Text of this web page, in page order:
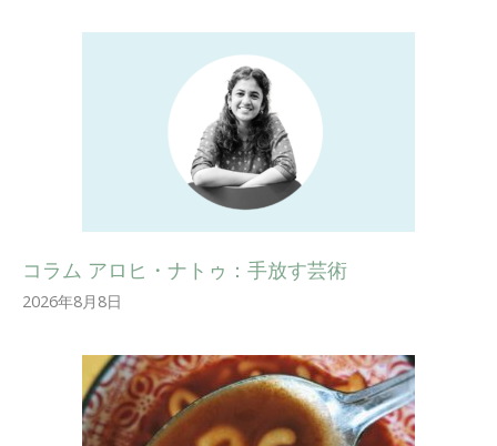
コラム アロヒ・ナトゥ：手放す芸術
2026年8月8日